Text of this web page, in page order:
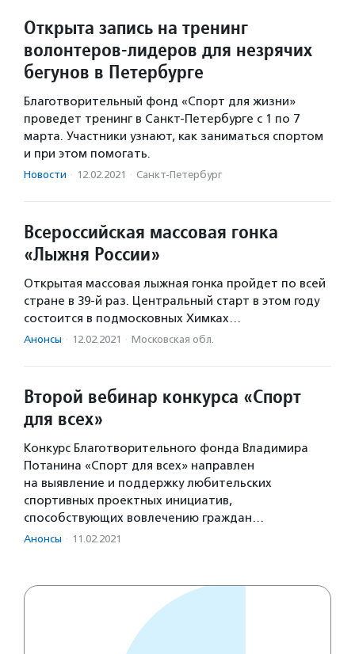
Открыта запись на тренинг
волонтеров-лидеров для незрячих
бегунов в Петербурге
Благотворительный фонд «Спорт для жизни»
проведет тренинг в Санкт-Петербурге с 1 по 7
марта. Участники узнают, как заниматься спортом
и при этом помогать.
Новости · 12.02.2021 · Санкт-Петербург
Всероссийская массовая гонка
«Лыжня России»
Открытая массовая лыжная гонка пройдет по всей
стране в 39-й раз. Центральный старт в этом году
состоится в подмосковных Химках…
Анонсы · 12.02.2021 · Московская обл.
Второй вебинар конкурса «Спорт
для всех»
Конкурс Благотворительного фонда Владимира
Потанина «Спорт для всех» направлен
на выявление и поддержку любительских
спортивных проектных инициатив,
способствующих вовлечению граждан…
Анонсы · 11.02.2021